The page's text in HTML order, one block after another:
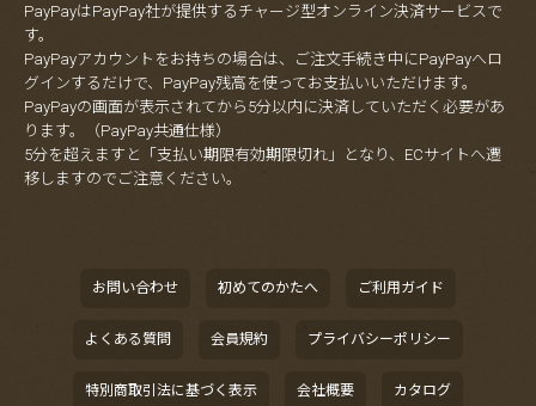
PayPayはPayPay社が提供するチャージ型オンライン決済サービスで
す。
PayPayアカウントをお持ちの場合は、ご注文手続き中にPayPayへロ
グインするだけで、PayPay残高を使ってお支払いいただけます。
PayPayの画面が表示されてから5分以内に決済していただく必要があ
ります。（PayPay共通仕様）
5分を超えますと「支払い期限有効期限切れ」となり、ECサイトへ遷
移しますのでご注意ください。
お問い合わせ 初めてのかたへ ご利用ガイド
よくある質問 会員規約 プライバシーポリシー
特別商取引法に基づく表示 会社概要 カタログ